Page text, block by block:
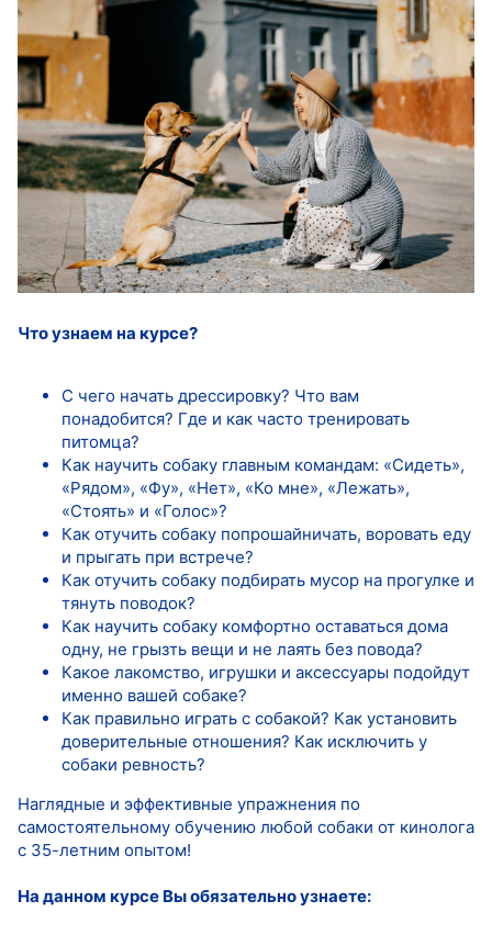
Что узнаем на курсе?
С чего начать дрессировку? Что вам
понадобится? Где и как часто тренировать
питомца?
Как научить собаку главным командам: «Сидеть»,
«Рядом», «Фу», «Нет», «Ко мне», «Лежать»,
«Стоять» и «Голос»?
Как отучить собаку попрошайничать, воровать еду
и прыгать при встрече?
Как отучить собаку подбирать мусор на прогулке и
тянуть поводок?
Как научить собаку комфортно оставаться дома
одну, не грызть вещи и не лаять без повода?
Какое лакомство, игрушки и аксессуары подойдут
именно вашей собаке?
Как правильно играть с собакой? Как установить
доверительные отношения? Как исключить у
собаки ревность?
Наглядные и эффективные упражнения по
самостоятельному обучению любой собаки от кинолога
с 35-летним опытом!
На данном курсе Вы обязательно узнаете: